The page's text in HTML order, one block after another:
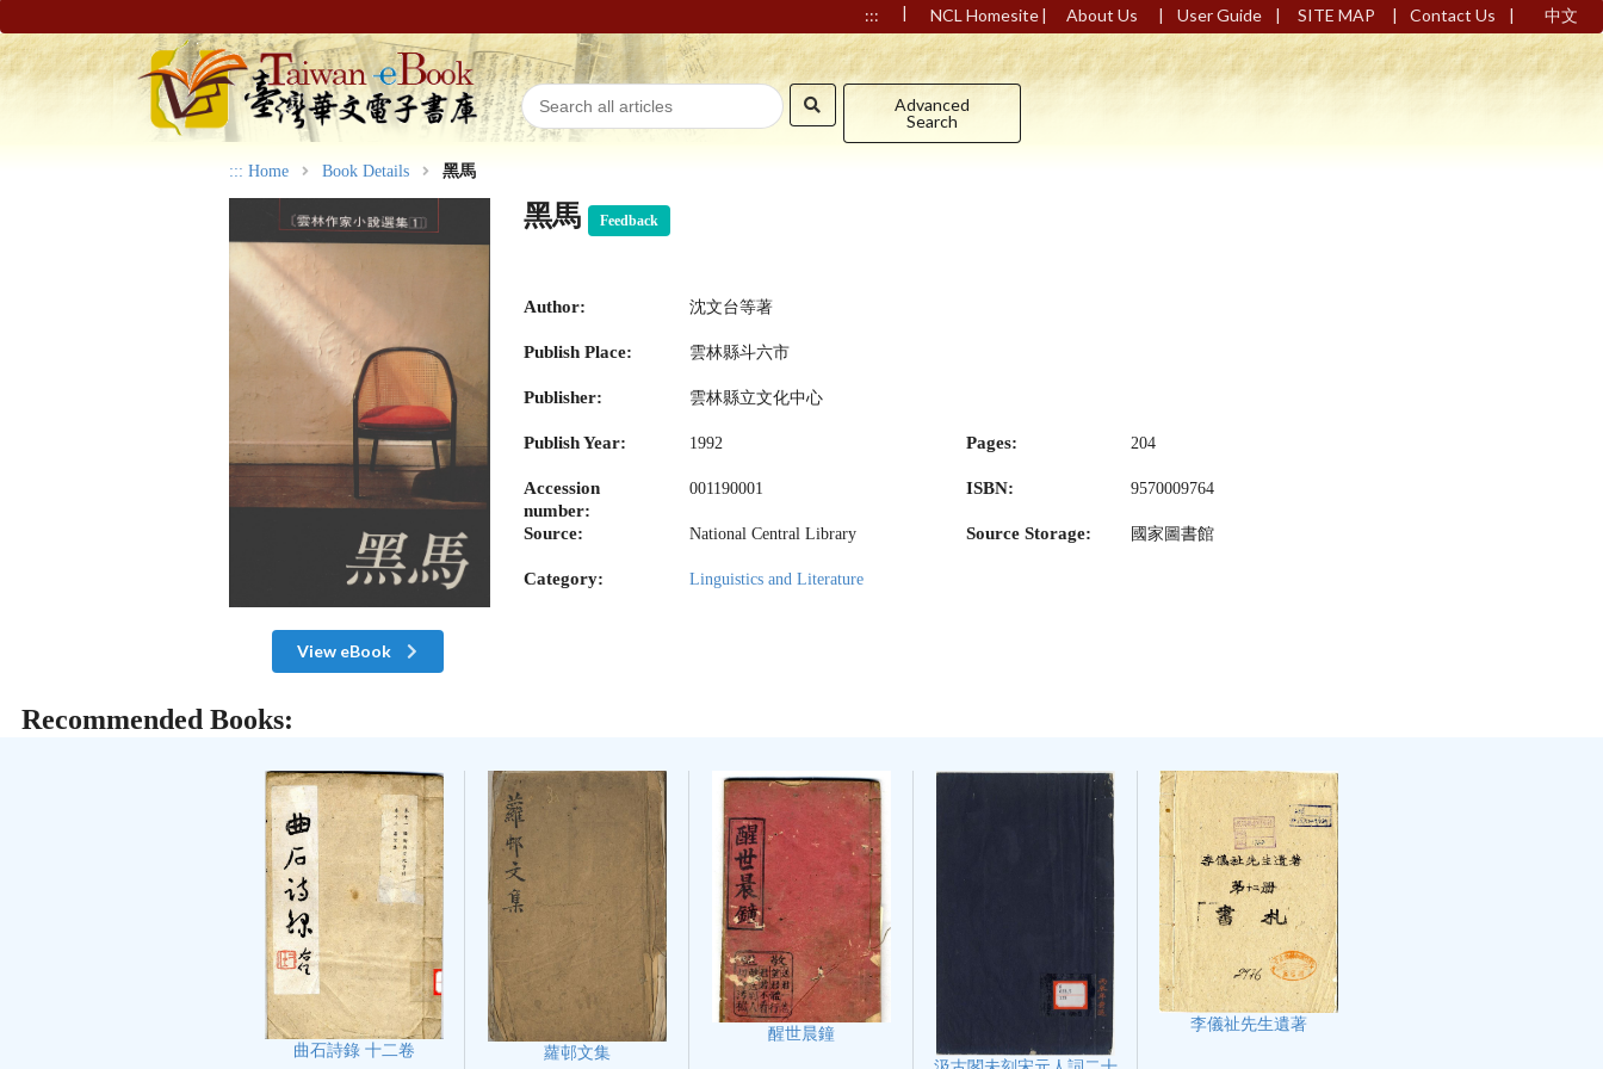
::: | NCL Homesite| About Us | User Guide | SITE MAP | Contact Us | 中文
Advanced
Search
::: Home Book Details 黑馬
View eBook
黑馬 Feedback
Author: 沈文台等著
Publish Place: 雲林縣斗六市
Publisher: 雲林縣立文化中心
Publish Year: 1992 Pages: 204
Accession
number:
001190001 ISBN: 9570009764
Source: National Central Library Source Storage: 國家圖書館
Category: Linguistics and Literature
Recommended Books:
曲石詩錄 十二卷 蘿邨文集
醒世晨鐘
李儀祉先生遺著